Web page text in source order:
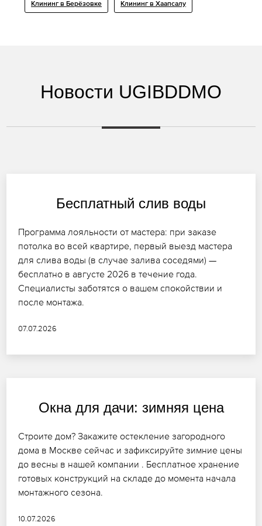
Клининг в Берёзовке Клининг в Хаапсалу
Новости UGIBDDMO
Бесплатный слив воды
Программа лояльности от мастера: при заказе
потолка во всей квартире, первый выезд мастера
для слива воды (в случае залива соседями) —
бесплатно в августе 2026 в течение года.
Специалисты заботятся о вашем спокойствии и
после монтажа.
07.07.2026
Окна для дачи: зимняя цена
Строите дом? Закажите остекление загородного
дома в Москве сейчас и зафиксируйте зимние цены
до весны в нашей компании . Бесплатное хранение
готовых конструкций на складе до момента начала
монтажного сезона.
10.07.2026